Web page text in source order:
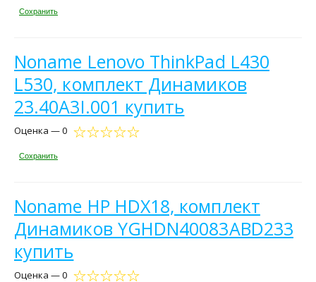
Сохранить
Noname Lenovo ThinkPad L430
L530, комплект Динамиков
23.40A3I.001 купить
Оценка — 0
Сохранить
Noname HP HDX18, комплект
Динамиков YGHDN40083ABD233
купить
Оценка — 0